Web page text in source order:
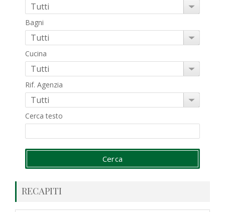
Bagni
Cucina
Rif. Agenzia
Cerca testo
RECAPITI